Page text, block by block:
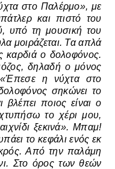
στο Παλέρμο», με
και πιστό του
υπό τη μουσική του
μοιράζεται. Τα απλά
καρδιά ο δολοφόνος.
δηλαδή ο μόνος
η νύχτα στο
σηκώνει το
βλέπει ποιος είναι ο
το χέρι μου,
ξεκινά». Μπαμ!
το κεφάλι ενός εκ
Από την παλάμη
Στο όρος των θεών